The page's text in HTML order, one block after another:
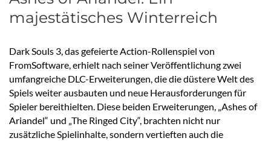
majestätisches Winterreich
Dark Souls 3, das gefeierte Action-Rollenspiel von
FromSoftware, erhielt nach seiner Veröffentlichung zwei
umfangreiche DLC-Erweiterungen, die die düstere Welt des
Spiels weiter ausbauten und neue Herausforderungen für
Spieler bereithielten. Diese beiden Erweiterungen, „Ashes of
Ariandel“ und „The Ringed City“, brachten nicht nur
zusätzliche Spielinhalte, sondern vertieften auch die